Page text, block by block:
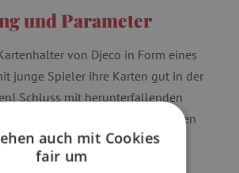
und Parameter
von Djeco in Form eines
junge Spieler ihre Karten gut in der
Schluss mit herunterfallenden
ein Spiel nach dem anderen
auch mit Cookies
fair um